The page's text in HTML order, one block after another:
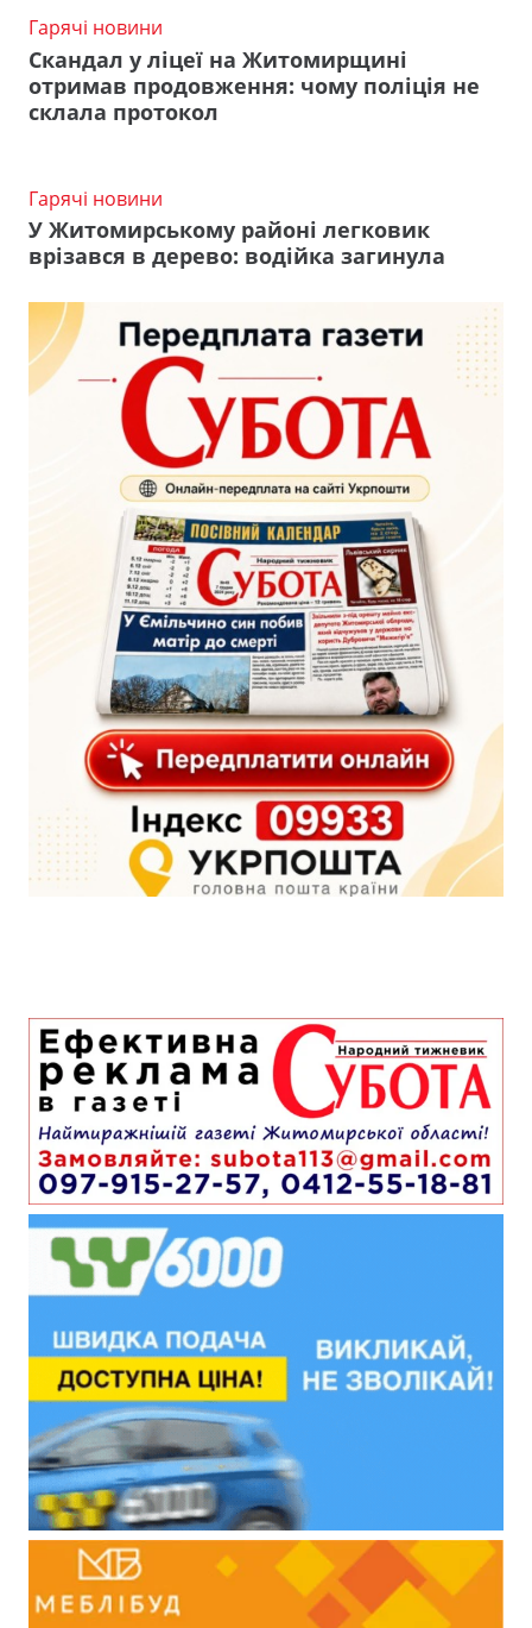
Гарячі новини
Скандал у ліцеї на Житомирщині
отримав продовження: чому поліція не
склала протокол
Гарячі новини
У Житомирському районі легковик
врізався в дерево: водійка загинула